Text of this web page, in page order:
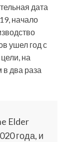
дата
начало
ушел год с
на
в два раза
Elder
года, и